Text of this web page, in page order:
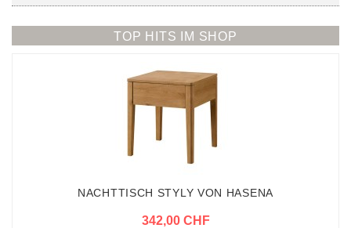
TOP HITS IM SHOP
NACHTTISCH STYLY VON HASENA
342,00 CHF